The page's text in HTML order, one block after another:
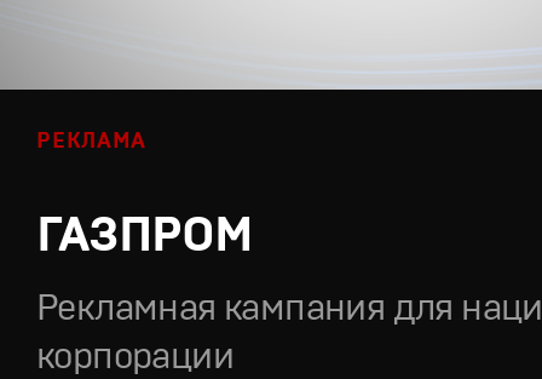
РЕКЛАМА
ГАЗПРОМ
Рекламная кампания для
корпорации